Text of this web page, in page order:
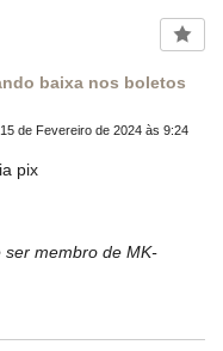
baixa nos boletos
de Fevereiro de 2024 às 9:24
pix
ser membro de MK-